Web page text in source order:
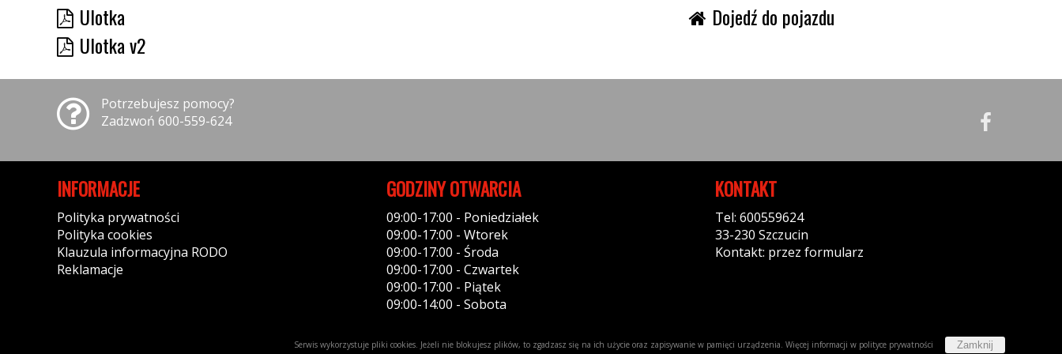
Ulotka
Ulotka v2
Dojedź do pojazdu
Potrzebujesz pomocy?
Zadzwoń 600-559-624
INFORMACJE
Polityka prywatności
Polityka cookies
Klauzula informacyjna RODO
Reklamacje
GODZINY OTWARCIA
09:00-17:00 - Poniedziałek
09:00-17:00 - Wtorek
09:00-17:00 - Środa
09:00-17:00 - Czwartek
09:00-17:00 - Piątek
09:00-14:00 - Sobota
KONTAKT
Tel: 600559624
33-230 Szczucin
Kontakt: przez formularz
Serwis wykorzystuje pliki cookies. Jeżeli nie blokujesz plików, to zgadzasz się na ich użycie oraz zapisywanie w pamięci urządzenia. Więcej informacji w polityce prywatności Zamknij